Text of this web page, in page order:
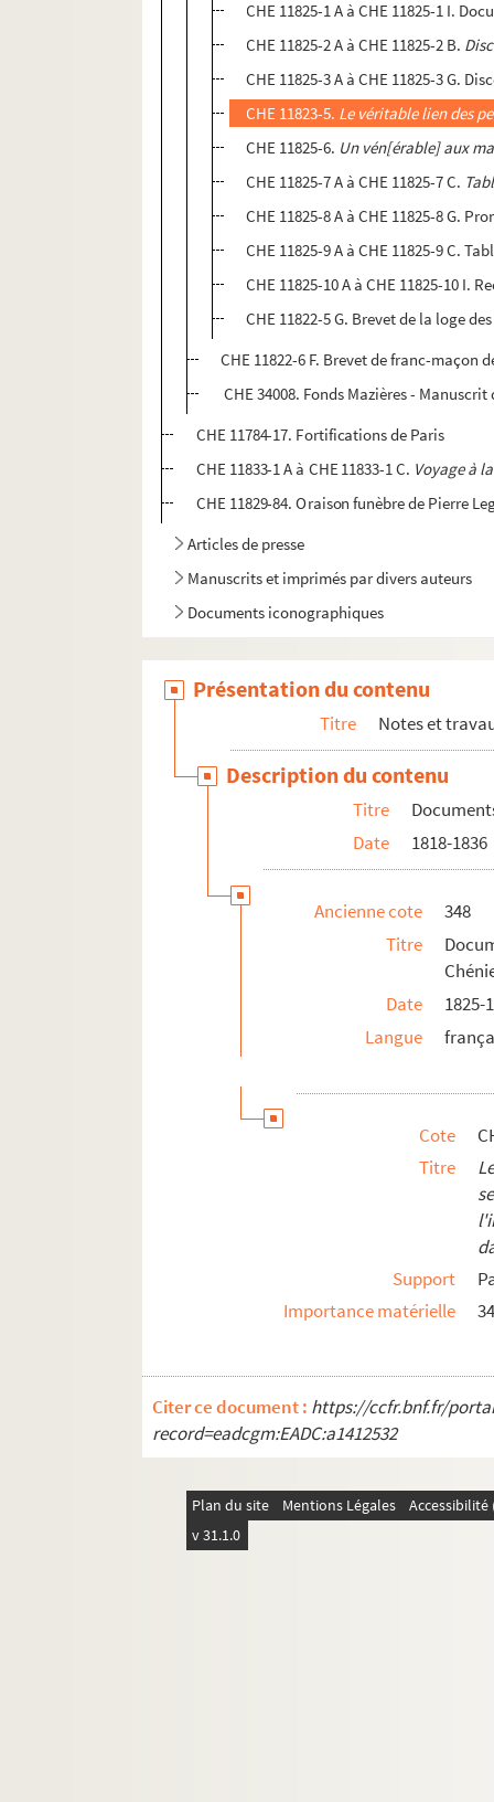
CHE 11825-1 A à CHE 11825-1 I.
CHE 11825-2 A à CHE 11825-2 B.
CHE 11825-3 A à CHE 11825-3 G.
CHE 11823-5. Le véritable lien des
CHE 11825-6. Un vén[érable] aux
CHE 11825-7 A à CHE 11825-7 C.
CHE 11825-8 A à CHE 11825-8 G.
CHE 11825-9 A à CHE 11825-9 C.
CHE 11825-10 A à CHE 11825-10 I.
CHE 11822-5 G. Brevet de la loge
CHE 11822-6 F. Brevet de franc-maçon
CHE 34008. Fonds Mazières -
CHE 11784-17. Fortifications de Paris
CHE 11833-1 A à CHE 11833-1 C. Voyage à
CHE 11829-84. Oraison funèbre de Pierre
Articles de presse
Manuscrits et imprimés par divers auteurs
Documents iconographiques
Présentation du contenu
Titre Notes et
Description du contenu
Titre
Date
1818-1836
Ancienne cote
348
Titre
Date
1825-
Langue
Cote
Titre
Support
Importance matérielle
Citer ce document : https://ccfr.bnf.fr/
record=eadcgm:EADC:a1412532
Plan du site Mentions Légales
v 31.1.0